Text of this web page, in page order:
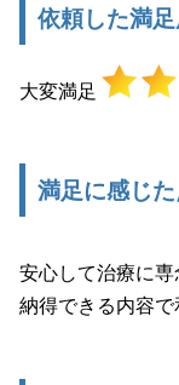
依頼した満
大変満足
満足に感じ
安心して治療に
納得できる内容で